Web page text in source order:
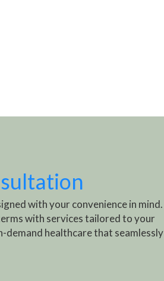
with your convenience in mind.
with services tailored to your
demand healthcare that seamlessly